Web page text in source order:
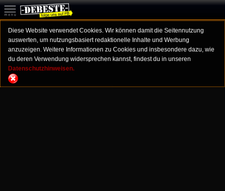
Diese Website verwendet Cookies. Wir können damit die Seitennutzung
auswerten, um nutzungsbasiert redaktionelle Inhalte und Werbung
anzuzeigen. Weitere Informationen zu Cookies und insbesondere dazu, wie
du deren Verwendung widersprechen kannst, findest du in unseren
Datenschutzhinweisen.